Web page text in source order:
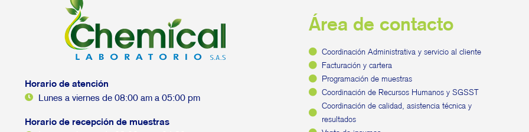
Horario de atención
Lunes a viernes de 08:00 am a 05:00 pm
Horario de recepción de muestras
Área de contacto
Coordinación Administrativa y servicio al cliente
Facturación y cartera
Programación de muestras
Coordinación de Recursos Humanos y SGSST
Coordinación de calidad, asistencia técnica y
resultados